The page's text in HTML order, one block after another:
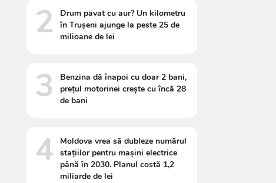
2
Drum pavat cu aur? Un kilometru
în Trușeni ajunge la peste 25 de
milioane de lei
3
Benzina dă înapoi cu doar 2 bani,
prețul motorinei crește cu încă 28
de bani
4
Moldova vrea să dubleze numărul
stațiilor pentru mașini electrice
până în 2030. Planul costă 1,2
miliarde de lei